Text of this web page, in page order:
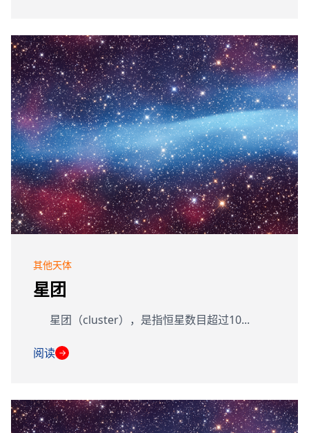
其他天体
星团
星团（cluster），是指恒星数目超过10...
阅读 →